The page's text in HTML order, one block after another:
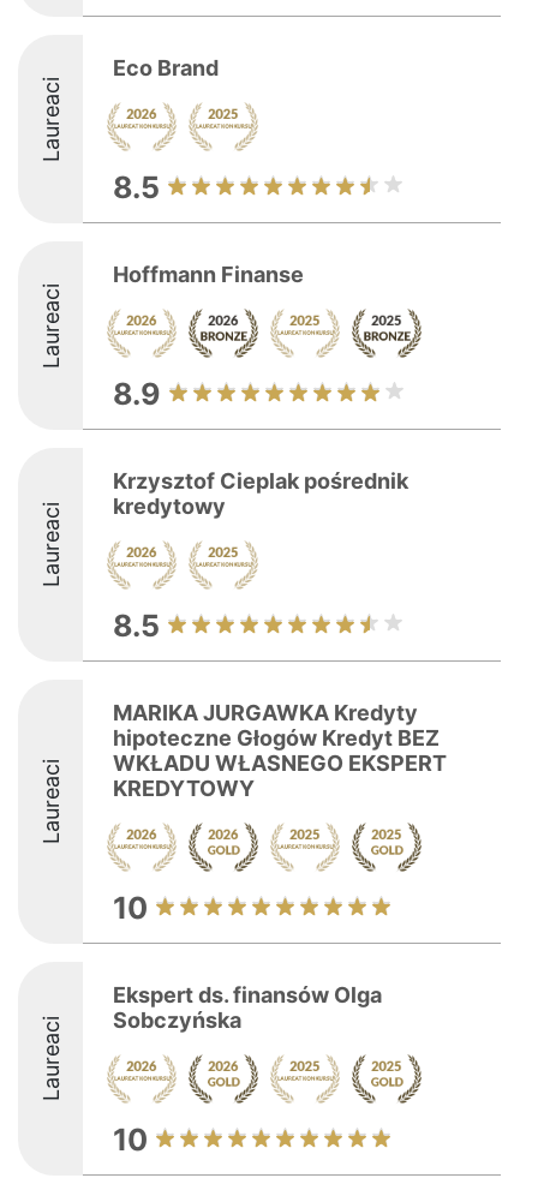
Laureaci
Eco Brand
8.5
Laureaci
Hoffmann Finanse
8.9
Laureaci
Krzysztof Cieplak pośrednik
kredytowy
8.5
Laureaci
MARIKA JURGAWKA Kredyty
hipoteczne Głogów Kredyt BEZ
WKŁADU WŁASNEGO EKSPERT
KREDYTOWY
10
Laureaci
Ekspert ds. finansów Olga
Sobczyńska
10